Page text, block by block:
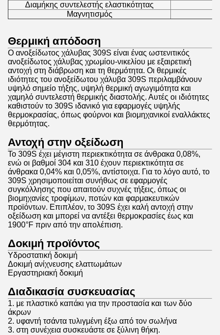
Διαμήκης συντελεστής ελαστικότητας
Μαγνητισμός
Θερμική απόδοση
Ο ανοξείδωτος χάλυβας 309S είναι ένας ωστενιτικός
ανοξείδωτος χάλυβας χρωμίου-νικελίου με εξαιρετική
αντοχή στη διάβρωση και τη θερμότητα. Οι θερμικές
ιδιότητες του ανοξείδωτου χάλυβα 309S περιλαμβάνουν
υψηλό σημείο τήξης, υψηλή θερμική αγωγιμότητα και
χαμηλό συντελεστή θερμικής διαστολής. Αυτές οι ιδιότητες
καθιστούν το 309S ιδανικό για εφαρμογές υψηλής
θερμοκρασίας, όπως φούρνοι και βιομηχανικοί εναλλάκτες
θερμότητας.
Αντοχή στην οξείδωση
Το 309S έχει μέγιστη περιεκτικότητα σε άνθρακα 0,08%,
ενώ οι βαθμοί 304 και 310 έχουν περιεκτικότητα σε
άνθρακα 0,04% και 0,05%, αντίστοιχα. Για το λόγο αυτό, το
309S χρησιμοποιείται συνήθως σε εφαρμογές
συγκόλλησης που απαιτούν συχνές τήξεις, όπως οι
βιομηχανίες τροφίμων, ποτών και φαρμακευτικών
προϊόντων. Επιπλέον, το 309S έχει καλή αντοχή στην
οξείδωση και μπορεί να αντέξει θερμοκρασίες έως και
1900°F πριν από την απολέπιση.
Δοκιμή προϊόντος
Υδροστατική δοκιμή
Δοκιμή ανίχνευσης ελαττωμάτων
Εργαστηριακή δοκιμή
Διαδικασία συσκευασίας
1. με πλαστικό καπάκι για την προστασία και των δύο
άκρων
2. υφαντή τσάντα τυλιγμένη έξω από τον σωλήνα
3. στη συνέχεια συσκευάστε σε ξύλινη θήκη.